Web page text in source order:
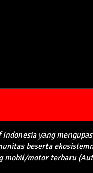
Indonesia yangmengupas
beserta
mobil/motor terbaru